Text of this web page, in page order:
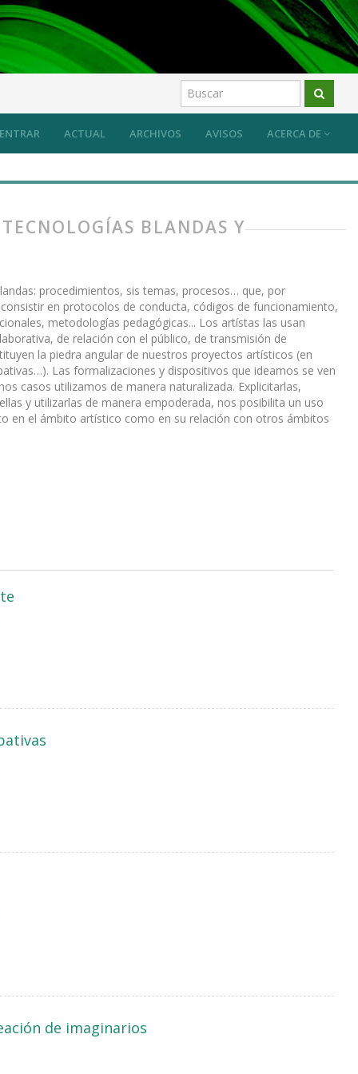
ACTUAL ARCHIVOS AVISOS ACERCA DE
ENTRAR
BLANDAS Y
procedimientos, sis temas, procesos… que, por
en protocolos de conducta, códigos de funcionamiento,
metodologías pedagógicas... Los artístas las usan
de relación con el público, de transmisión de
la piedra angular de nuestros proyectos artísticos (en
Las formalizaciones y dispositivos que ideamos se ven
casos utilizamos de manera naturalizada. Explicitarlas,
y utilizarlas de manera empoderada, nos posibilita un uso
en el ámbito artístico como en su relación con otros ámbitos
de imaginarios